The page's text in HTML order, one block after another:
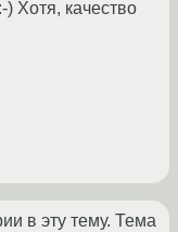
) Хотя, качество
в эту тему. Тема